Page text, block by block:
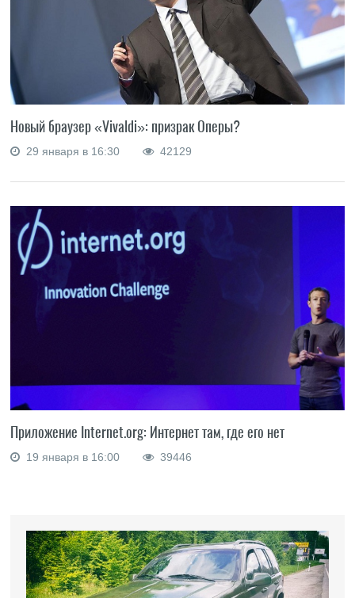
Новый браузер «Vivaldi»: призрак Оперы?
29 января в 16:30 42129
Приложение Internet.org: Интернет там, где его нет
19 января в 16:00 39446